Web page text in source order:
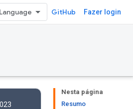
GitHub Fazer login
Nesta página
Resumo